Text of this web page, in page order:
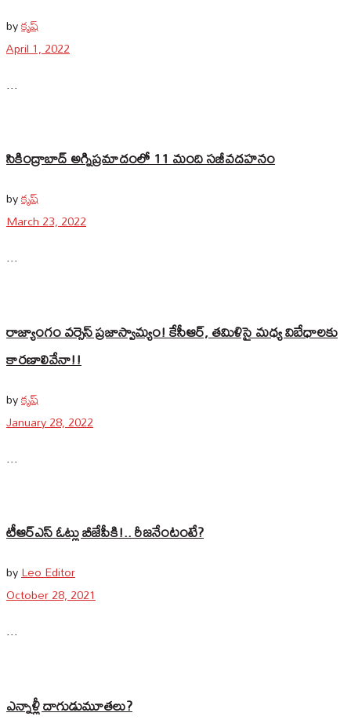
byకృష్
April 1, 2022
...
సికింద్రాబాద్ అగ్నిప్రమాదంలో 11 మంది సజీవదహనం
byకృష్
March 23, 2022
...
రాజ్యాంగం వర్సెస్ ప్రజాస్వామ్యం! కేసీఆర్, తమిళిసై మధ్య విబేధాలకు
కారణాలివేనా!!
byకృష్
January 28, 2022
...
టీఆర్ఎస్ ఓట్లు బీజేపీకి!.. రీజ‌నేంటంటే?
byLeo Editor
October 28, 2021
...
ఎన్నాళ్లీ దాగుడుమూత‌లు?